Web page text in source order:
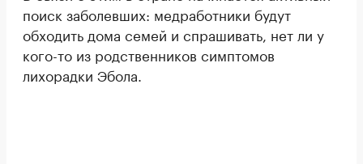
поиск заболевших: медработники будут
обходить дома семей и спрашивать, нет ли у
кого-то из родственников симптомов
лихорадки Эбола.